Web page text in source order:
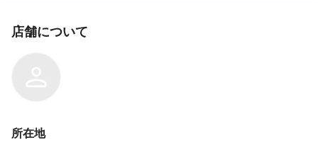
店舗について
所在地